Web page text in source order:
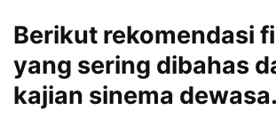
Berikut rekomendasi
yang sering dibahas
kajian sinema dewasa.